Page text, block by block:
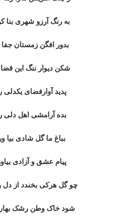
به رنگ آرزو شهری بنا
بدور افگن زمستان جفا
شکن دیوار ننگ این قضا
پدید آوارفضای یکدلی را
بده آرامشی اهل دلی را
بباغ ما گل شادی بیا ور
پیام عشق و آزادی
چو گل هرکی بخندد از دل
شود خاک وطن رشک